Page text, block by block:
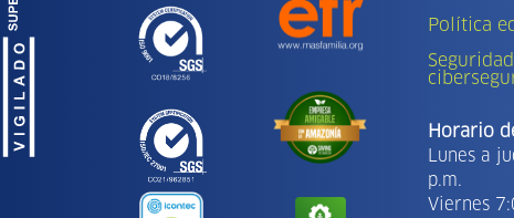
Política
Horario
Lunes a
p.m.
Viernes